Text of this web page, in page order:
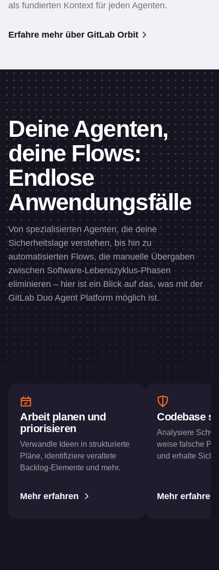
als fundierten Kontext für jeden Agenten.
Erfahre mehr über GitLab Orbit
Deine Agenten,
deine Flows:
Endlose
Anwendungsfälle
Von spezialisierten Agenten, die deine
Sicherheitslage verstehen, bis hin zu
automatisierten Flows, die manuelle Übergaben
zwischen Software-Lebenszyklus-Phasen
eliminieren – hier ist ein Blick auf das, was mit der
GitLab Duo Agent Platform möglich ist.
Arbeit planen und
priorisieren
Verwandle Ideen in strukturierte
Pläne, identifiziere veraltete
Backlog-Elemente und mehr.
Mehr erfahren
Codebase
Analysiere
weise falsche
und erhalte
Mehr erfahren